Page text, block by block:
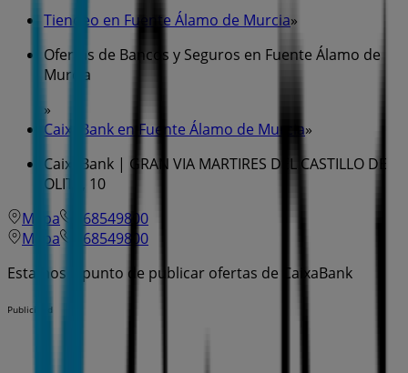
Tiendeo en Fuente Álamo de Murcia»
Ofertas de Bancos y Seguros en Fuente Álamo de
Murcia
»
CaixaBank en Fuente Álamo de Murcia»
CaixaBank | GRAN VIA MARTIRES DEL CASTILLO DE
OLITE, 10
Mapa
968549800
Mapa
968549800
Estamos a punto de publicar ofertas de CaixaBank
Publicidad